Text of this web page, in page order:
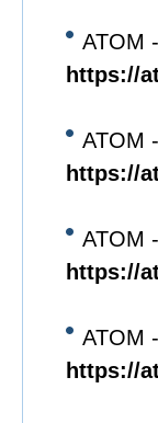
ATOM
https://
ATOM
https://
ATOM
https://
ATOM
https://